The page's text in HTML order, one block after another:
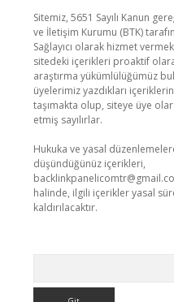
Sitemiz, 5651 Sayılı Kanun
ve İletişim Kurumu (BTK)
Sağlayıcı olarak hizmet
sitedeki içerikleri proaktif
araştırma yükümlülüğümüz
üyelerimiz yazdıkları
taşımakta olup, siteye üye
etmiş sayılırlar.
Hukuka ve yasal
düşündüğünüz içerikleri,
halinde, ilgili içerikler yasal
kaldırılacaktır.